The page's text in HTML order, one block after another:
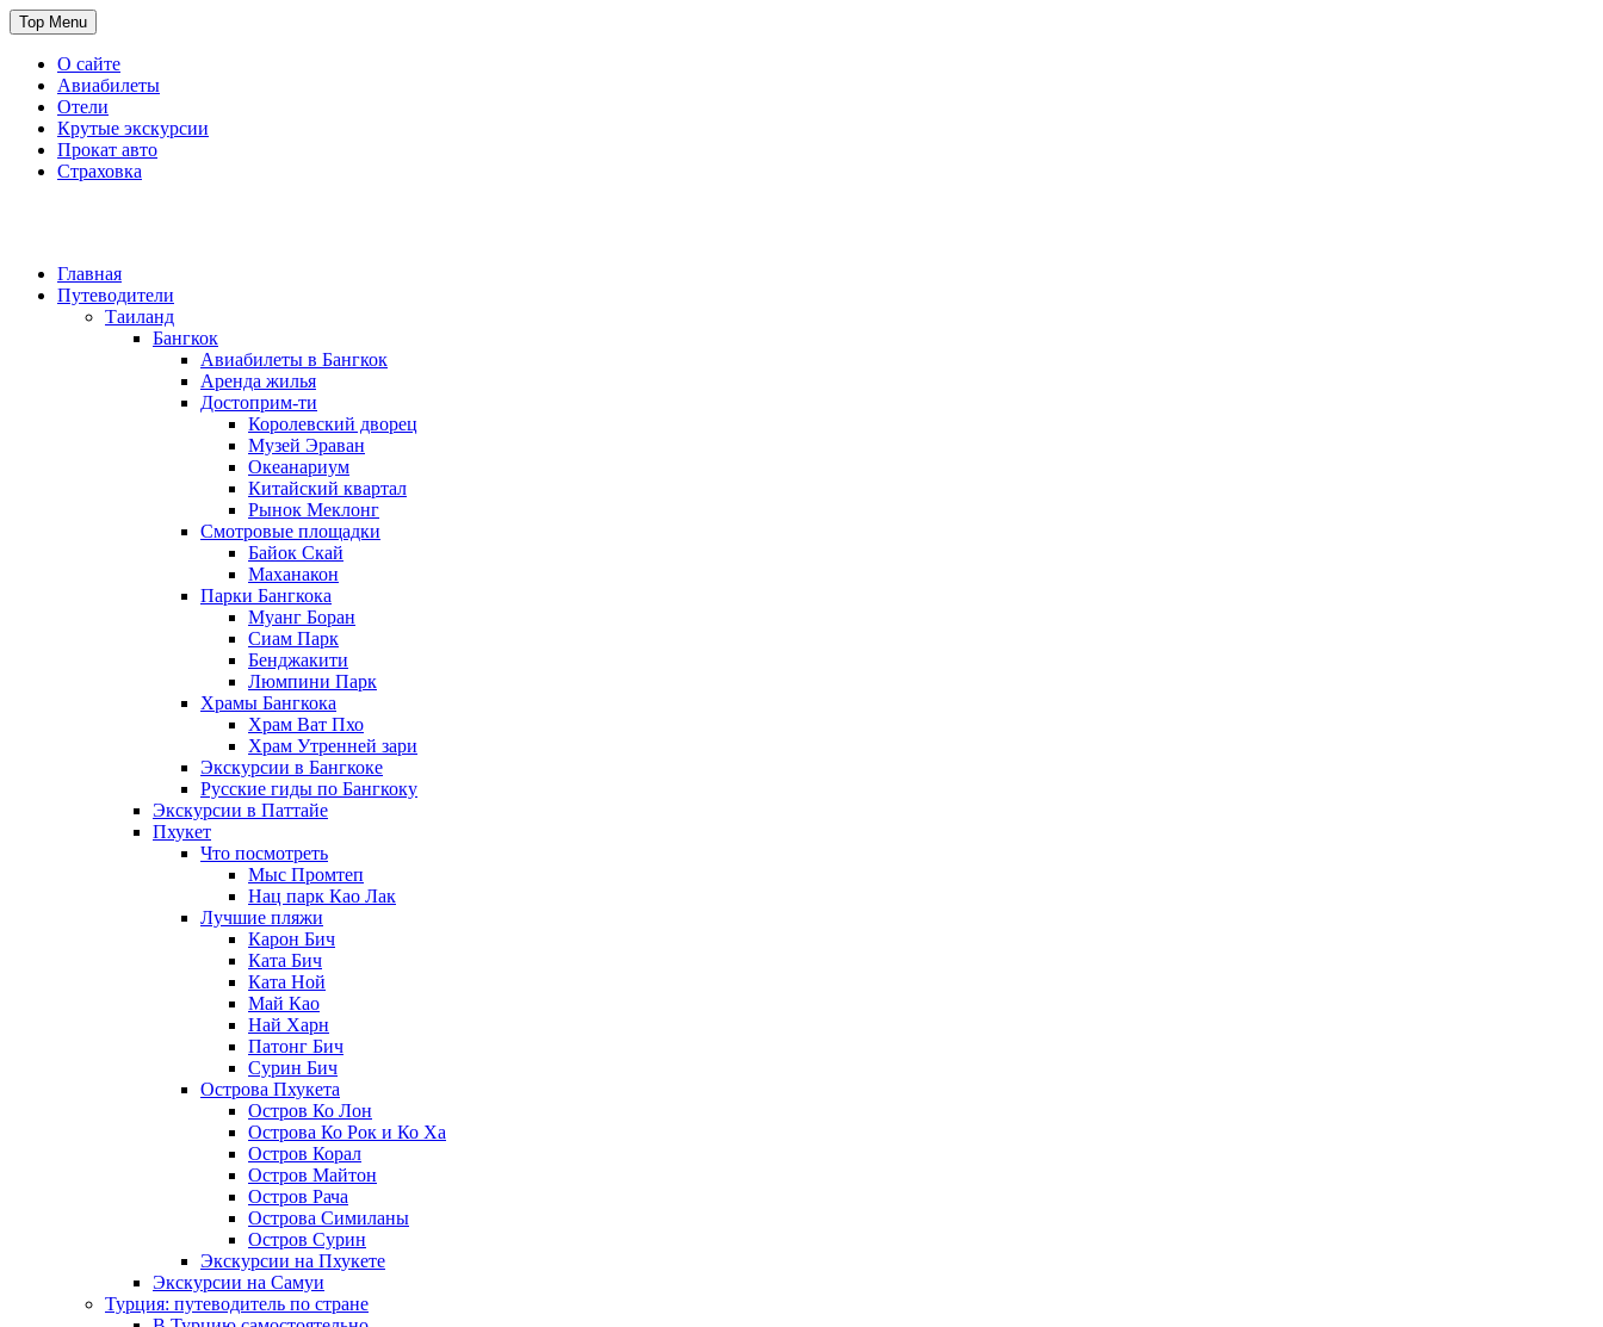
Skip
to
content
Top Menu
О сайте
Авиабилеты
Отели
Крутые экскурсии
Прокат авто
Страховка
Главная
Путеводители
Таиланд
Бангкок
Авиабилеты в Бангкок
Аренда жилья
Достоприм-ти
Королевский дворец
Музей Эраван
Океанариум
Китайский квартал
Рынок Меклонг
Смотровые площадки
Байок Скай
Маханакон
Парки Бангкока
Муанг Боран
Сиам Парк
Бенджакити
Люмпини Парк
Храмы Бангкока
Храм Ват Пхо
Храм Утренней зари
Экскурсии в Бангкоке
Русские гиды по Бангкоку
Экскурсии в Паттайе
Пхукет
Что посмотреть
Мыс Промтеп
Нац парк Као Лак
Лучшие пляжи
Карон Бич
Ката Бич
Ката Ной
Май Као
Най Харн
Патонг Бич
Сурин Бич
Острова Пхукета
Остров Ко Лон
Острова Ко Рок и Ко Ха
Остров Корал
Остров Майтон
Остров Рача
Острова Симиланы
Остров Сурин
Экскурсии на Пхукете
Экскурсии на Самуи
Турция: путеводитель по стране